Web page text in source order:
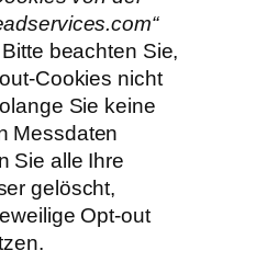
Bitte beachten Sie,
Cookies nicht
Sie keine
Messdaten
Sie alle Ihre
gelöscht,
Opt-out